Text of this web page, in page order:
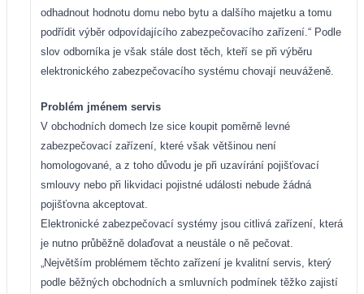
odhadnout hodnotu domu nebo bytu a dalšího majetku a tomu
podřídit výběr odpovídajícího zabezpečovacího zařízení.“ Podle
slov odborníka je však stále dost těch, kteří se při výběru
elektronického zabezpečovacího systému chovají neuváženě.
Problém jménem servis
V obchodních domech lze sice koupit poměrně levné
zabezpečovací zařízení, které však většinou není
homologované, a z toho důvodu je při uzavírání pojišťovací
smlouvy nebo při likvidaci pojistné události nebude žádná
pojišťovna akceptovat.
Elektronické zabezpečovací systémy jsou citlivá zařízení, která
je nutno průběžně dolaďovat a neustále o ně pečovat.
„Největším problémem těchto zařízení je kvalitní servis, který
podle běžných obchodních a smluvních podmínek těžko zajistí